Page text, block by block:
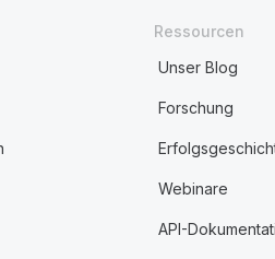
Ressourcen
Unser Blog
Forschung
Webinare
API-